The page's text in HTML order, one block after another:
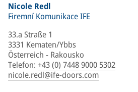
Nicole Redl
Firemní Komunikace IFE
33.a Straße 1
3331 Kematen/Ybbs
Österreich - Rakousko
Telefon: +43 (0) 7448 9000 5302
nicole.redl@ife-doors.com